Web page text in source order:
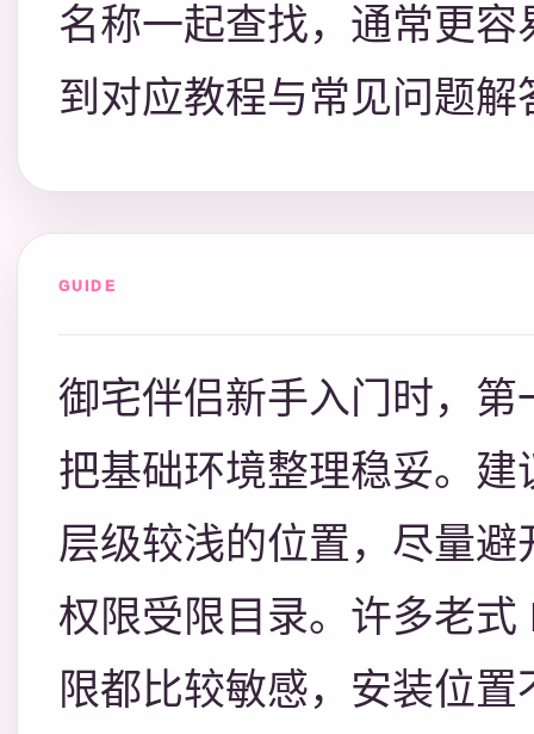
名称一起查找，通常更容
到对应教程与常见问题解
GUIDE
御宅伴侣新手入门时，
把基础环境整理稳妥。
层级较浅的位置，尽量
权限受限目录。许多老
限都比较敏感，安装位